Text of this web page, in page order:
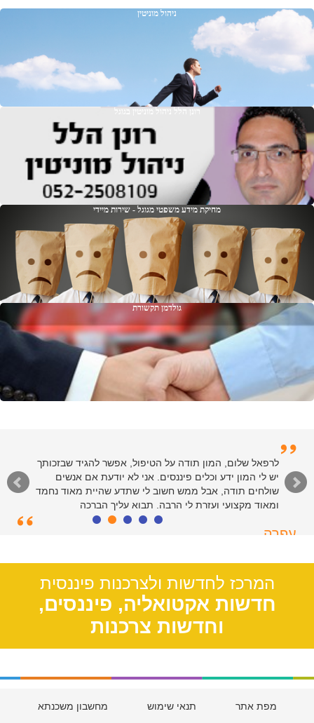
ניהול מוניטין
רונן הלל ניהול מוניטין בגוגל
מחיקת מידע משפטי מגוגל - שירות מיידי
גולדמן תקשורת
לרפאל וצוות המנהלים של האתר - תודות רבות על שירות
רציני ומהיר. כולי פליאה על הקלות שבה פתרתם את ענייני
בזכות הטיפים והמידע שבאתר. יישר כח
המרכז לחדשות ולצרכנות פיננסית
חדשות אקטואליה, פיננסים,
וחדשות צרכנות
מפת אתר תנאי שימוש מחשבון משכנתא